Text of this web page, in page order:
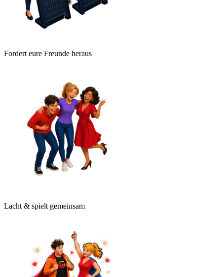
Fordert eure Freunde heraus
Lacht & spielt gemeinsam